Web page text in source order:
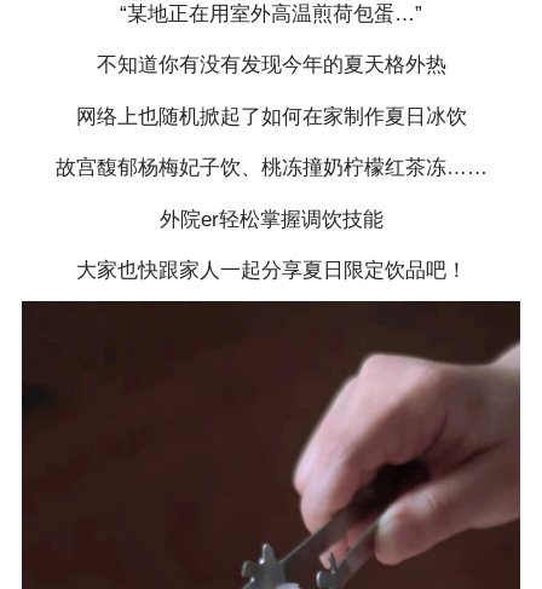
“某地正在用室外高温煎荷包蛋…”
不知道你有没有发现今年的夏天格外热
网络上也随机掀起了如何在家制作夏日冰饮
故宫馥郁杨梅妃子饮、桃冻撞奶柠檬红茶冻……
外院er轻松掌握调饮技能
大家也快跟家人一起分享夏日限定饮品吧！